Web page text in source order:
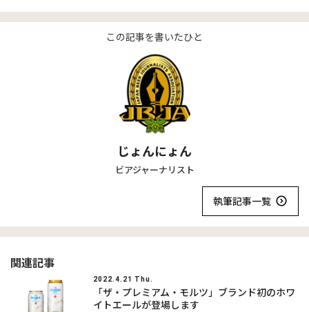
この記事を書いたひと
じょんにょん
ビアジャーナリスト
執筆記事一覧
関連記事
2022.4.21 Thu.
「ザ・プレミアム・モルツ」ブランド初のホワ
イトエールが登場します